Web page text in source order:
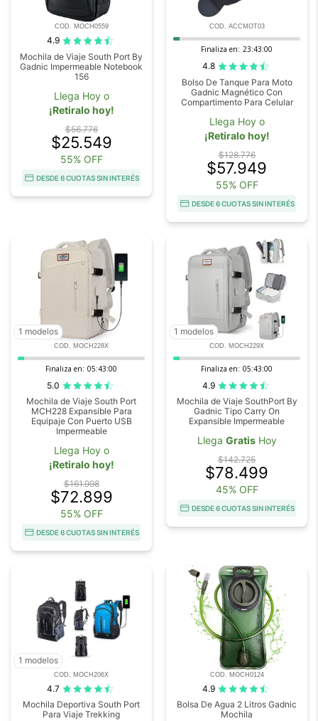
COD. MOCH0559
4.9
Mochila de Viaje South Port By
Gadnic Impermeable Notebook
156
Llega Hoy o
¡Retiralo hoy!
$56.776
$25.549
55% OFF
DESDE 6 CUOTAS SIN INTERÉS
COD. ACCMOT03
Finaliza en: 23:42:59
4.8
Bolso De Tanque Para Moto
Gadnic Magnético Con
Compartimento Para Celular
Llega Hoy o
¡Retiralo hoy!
$128.776
$57.949
55% OFF
DESDE 6 CUOTAS SIN INTERÉS
1 modelos
COD. MOCH228X
Finaliza en: 05:42:59
5.0
Mochila de Viaje South Port
MCH228 Expansible Para
Equipaje Con Puerto USB
Impermeable
Llega Hoy o
¡Retiralo hoy!
$161.998
$72.899
55% OFF
DESDE 6 CUOTAS SIN INTERÉS
1 modelos
COD. MOCH229X
Finaliza en: 05:42:59
4.9
Mochila de Viaje SouthPort By
Gadnic Tipo Carry On
Expansible Impermeable
Llega GratisHoy
$142.725
$78.499
45% OFF
DESDE 6 CUOTAS SIN INTERÉS
1 modelos
COD. MOCH206X
4.7
Mochila Deportiva South Port
Para Viaje Trekking
COD. MOCH0124
4.9
Bolsa De Agua 2 Litros Gadnic
Mochila